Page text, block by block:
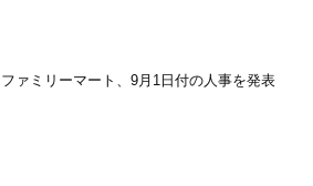
ファミリーマート、9月1日付の人事を発表